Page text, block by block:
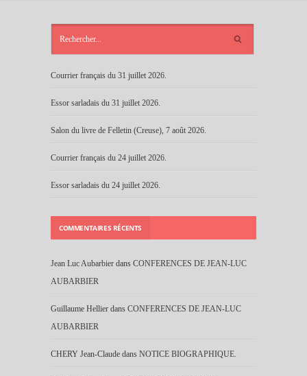
Courrier français du 31 juillet 2026.
Essor sarladais du 31 juillet 2026.
Salon du livre de Felletin (Creuse), 7 août 2026.
Courrier français du 24 juillet 2026.
Essor sarladais du 24 juillet 2026.
COMMENTAIRES RÉCENTS
Jean Luc Aubarbier dans CONFERENCES DE JEAN-LUC
AUBARBIER
Guillaume Hellier dans CONFERENCES DE JEAN-LUC
AUBARBIER
CHERY Jean-Claude dans NOTICE BIOGRAPHIQUE.